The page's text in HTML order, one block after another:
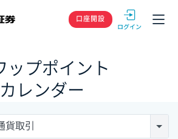
GMOクリック
口座開設
ップポイント
カレンダー
貨取引